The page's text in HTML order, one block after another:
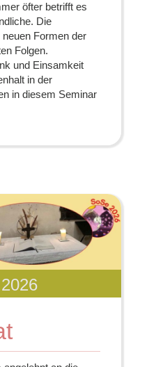
öfter betrifft es
Die
Formen der
Folgen.
und Einsamkeit
in der
in diesem Seminar
2026